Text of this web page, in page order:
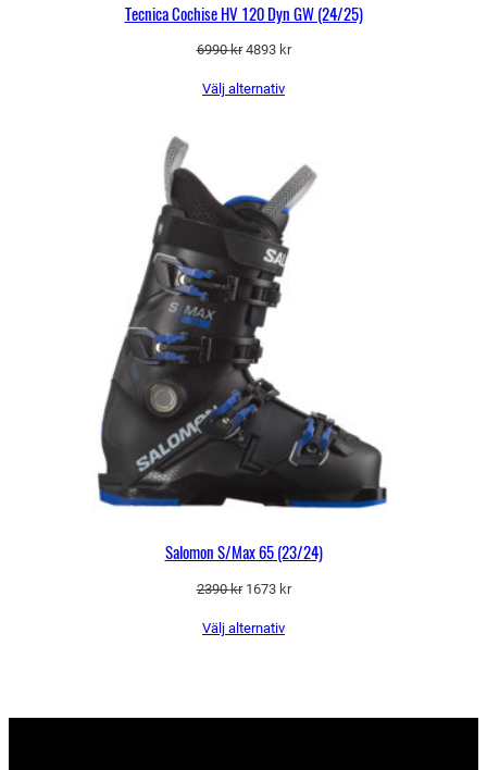
Tecnica Cochise HV 120 Dyn GW (24/25)
6990kr Det
priset
4893 krDet
Välj alternativ
Salomon S/Max 65 (23/24)
2390kr Det
priset
1673 krDet
Välj alternativ